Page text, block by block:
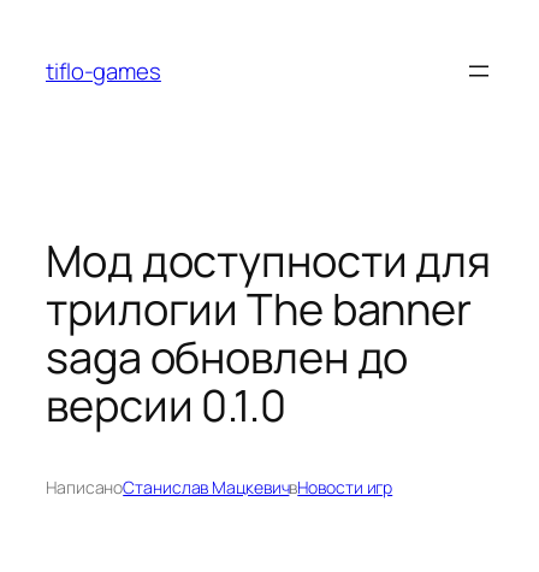
содержимому
tiflo-games
Мод доступности для
трилогии The banner
saga обновлен до
версии 0.1.0
НаписаноСтанислав МацкевичвНовости игр